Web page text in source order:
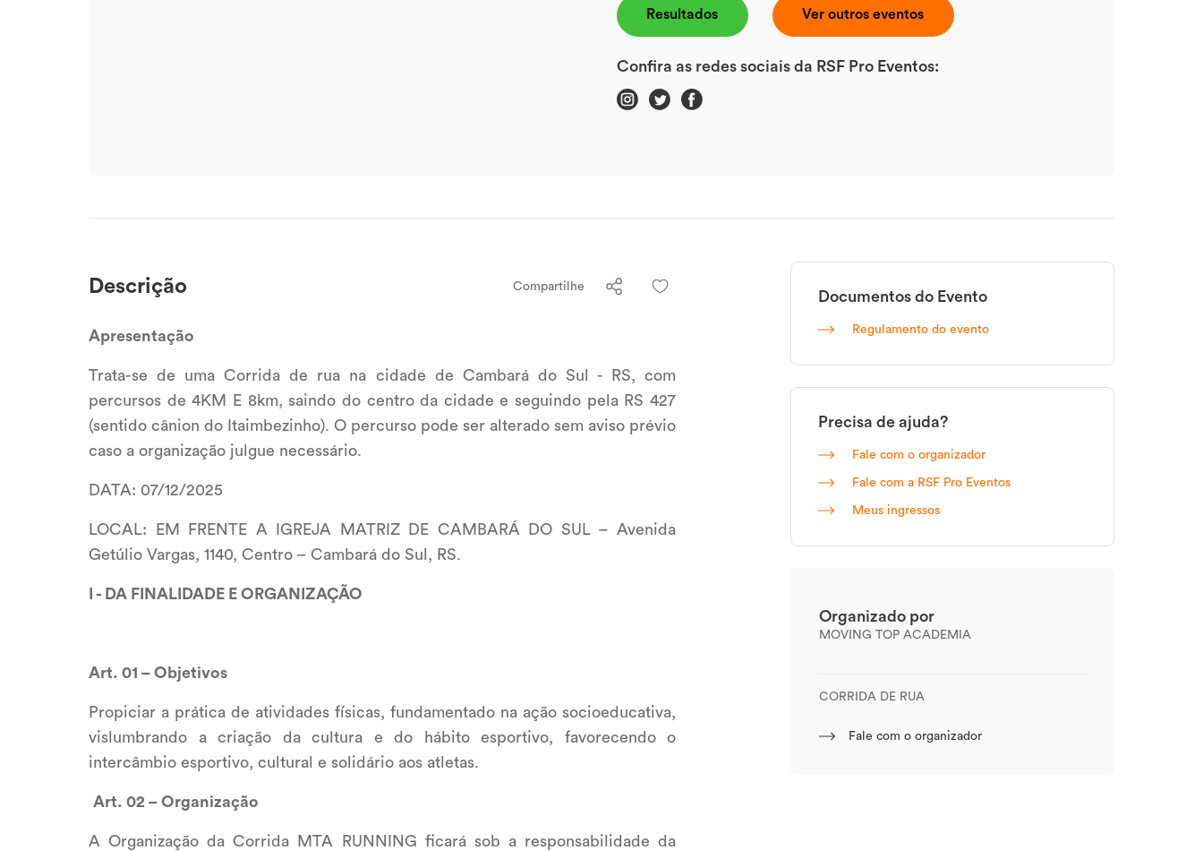
Resultados Ver outros eventos
Confira as redes sociais da RSF Pro Eventos:
Descrição Compartilhe
Apresentação
Trata-se de uma Corrida de rua na cidade de Cambará do Sul - RS, com
percursos de 4KM E 8km, saindo do centro da cidade e seguindo pela RS 427
(sentido cânion do Itaimbezinho). O percurso pode ser alterado sem aviso prévio
caso a organização julgue necessário.
DATA: 07/12/2025
LOCAL: EM FRENTE A IGREJA MATRIZ DE CAMBARÁ DO SUL – Avenida
Getúlio Vargas, 1140, Centro – Cambará do Sul, RS.
I - DA FINALIDADE E ORGANIZAÇÃO
Art. 01 – Objetivos
Propiciar a prática de atividades físicas, fundamentado na ação socioeducativa,
vislumbrando a criação da cultura e do hábito esportivo, favorecendo o
intercâmbio esportivo, cultural e solidário aos atletas.
Art. 02 – Organização
A Organização da Corrida MTA RUNNING ficará sob a responsabilidade da
Documentos do Evento
Regulamento do evento
Precisa de ajuda?
Fale com o organizador
Fale com a RSF Pro Eventos
Meus ingressos
Organizado por
MOVING TOP ACADEMIA
CORRIDA DE RUA
Fale com o organizador